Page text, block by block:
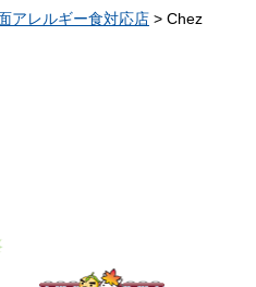
アレルギー食対応店 > Chez